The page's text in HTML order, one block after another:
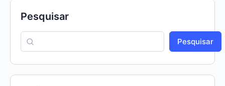
Pesquisar
Pesquisar